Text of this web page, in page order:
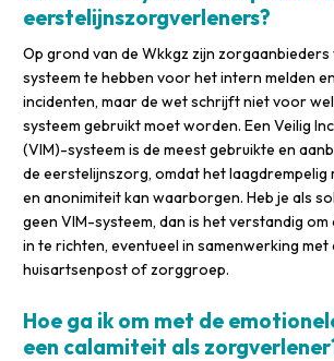
eerstelijnszorgverleners?
Op grond van de Wkkgz zijn
systeem te hebben voor het intern melden
incidenten, maar de wet schrijft niet voor
systeem gebruikt moet worden. Een Veilig
(VIM)-systeem is de meest gebruikte en
de eerstelijnszorg, omdat het laagdrempelig
en anonimiteit kan waarborgen. Heb je als
geen VIM-systeem, dan is het verstandig
in te richten, eventueel in samenwerking met
huisartsenpost of zorggroep.
Hoe ga ik om met de
een calamiteit als